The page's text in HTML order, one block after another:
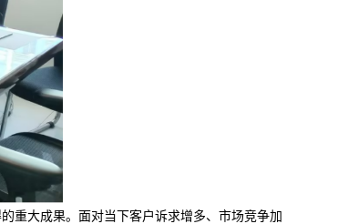
重大成果。面对当下客户诉求增多、市场竞争加